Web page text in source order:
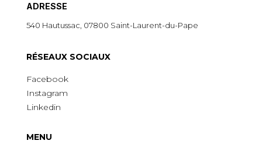
ADRESSE
540 Hautussac, 07800 Saint-Laurent-du-Pape
RÉSEAUX SOCIAUX
Facebook
Instagram
Linkedin
MENU